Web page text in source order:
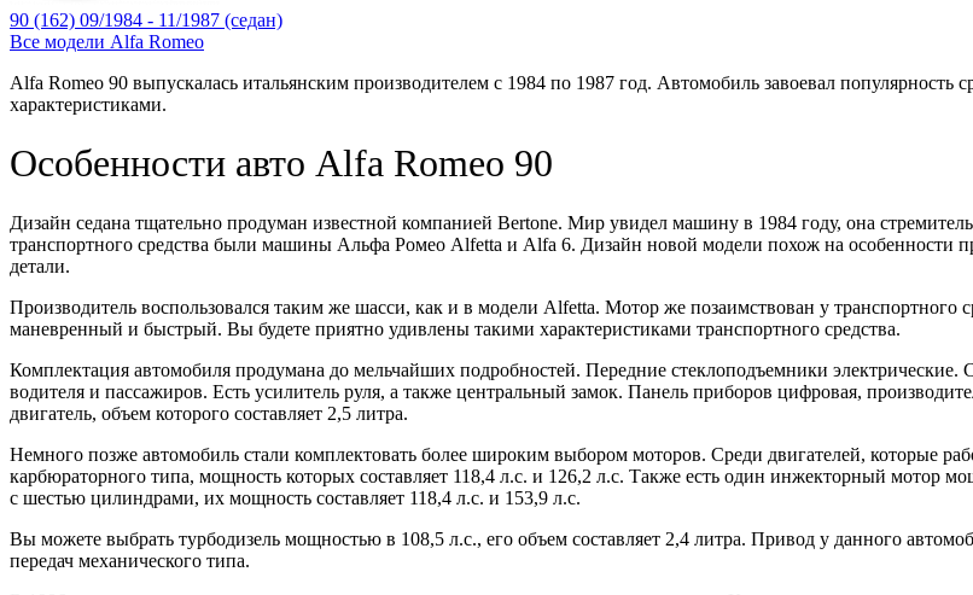
90 (162) 09/1984 - 11/1987 (седан)
Все модели Alfa Romeo
Alfa Romeo 90 выпускалась итальянским производителем с 1984 по 1987 год. Автомобиль завоевал
характеристиками.
Особенности авто Alfa Romeo 90
Дизайн седана тщательно продуман известной компанией Bertone. Мир увидел машину в 1984 году, она
транспортного средства были машины Альфа Ромео Alfetta и Alfa 6. Дизайн новой модели похож на особенности
детали.
Производитель воспользовался таким же шасси, как и в модели Alfetta. Мотор же позаимствован у транспортного
маневренный и быстрый. Вы будете приятно удивлены такими характеристиками транспортного средства.
Комплектация автомобиля продумана до мельчайших подробностей. Передние стеклоподъемники
водителя и пассажиров. Есть усилитель руля, а также центральный замок. Панель приборов цифровая,
двигатель, объем которого составляет 2,5 литра.
Немного позже автомобиль стали комплектовать более широким выбором моторов. Среди двигателей, которые
карбюраторного типа, мощность которых составляет 118,4 л.с. и 126,2 л.с. Также есть один инжекторный мотор
с шестью цилиндрами, их мощность составляет 118,4 л.с. и 153,9 л.с.
Вы можете выбрать турбодизель мощностью в 108,5 л.с., его объем составляет 2,4 литра. Привод у данного
передач механического типа.